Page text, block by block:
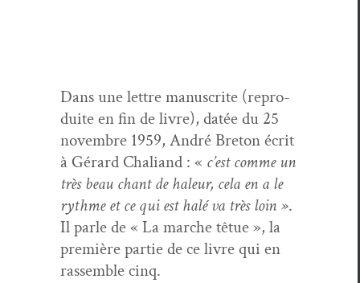
Dans une let­tre man­u­scrite (repro­
duite en fin de livre), datée du 25
novem­bre 1959, André Bre­ton écrit
à Gérard Chaliand : « c’est comme un
très beau chant de haleur, cela en a le
rythme et ce qui est halé va très loin ».
Il par­le de « La marche têtue », la
pre­mière par­tie de ce livre qui en
rassem­ble cinq.